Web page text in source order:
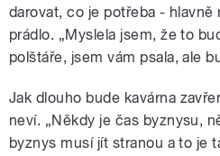
darovat, co je potřeba - hlavně
prádlo. „Myslela jsem, že to
polštáře, jsem vám psala, ale
Jak dlouho bude kavárna
neví. „Někdy je čas byznysu,
byznys musí jít stranou a to je